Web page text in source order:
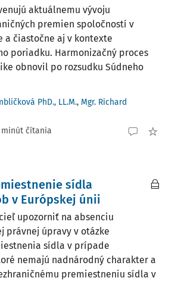
aktuálnemu vývoju
premien spoločností v
a čiastočne aj v kontexte
poriadku. Harmonizačný proces
obnovil po rozsudku Súdneho
PhD., LL.M., Mgr. Richard
minút čítania
sídla
v Európskej únii
upozorniť na absenciu
právnej úpravy v otázke
sídla v prípade
nemajú nadnárodný charakter a
premiestneniu sídla v